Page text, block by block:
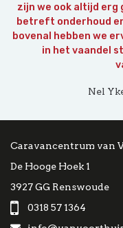
zijn we ook altijd erg
betreft onderhoud
bovenal hebben we
in het vaandel
Nel
Caravancentrum van
De Hooge Hoek 1
3927 GG Renswoude
0318 57 1364